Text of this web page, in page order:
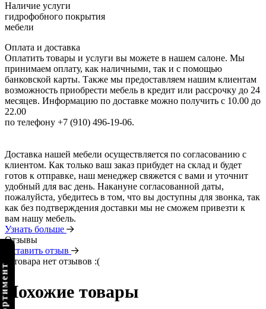
Наличие услуги
гидрофобного покрытия
мебели
Оплата и доставка
Оплатить товары и услуги вы можете в нашем салоне. Мы
принимаем оплату, как наличными, так и с помощью
банковской карты. Также мы предоставляем нашим клиентам
возможность приобрести мебель в кредит или рассрочку до 24
месяцев. Информацию по доставке можно получить с 10.00 до
22.00
по телефону +7 (910) 496-19-06.
Доставка нашей мебели осуществляется по согласованию с
клиентом. Как только ваш заказ прибудет на склад и будет
готов к отправке, наш менеджер свяжется с вами и уточнит
удобный для вас день. Накануне согласованной даты,
пожалуйста, убедитесь в том, что вы доступны для звонка, так
как без подтверждения доставки мы не сможем привезти к
вам нашу мебель.
Узнать больше
Отзывы
Оставить отзыв
У товара нет отзывов :(
Похожие товары